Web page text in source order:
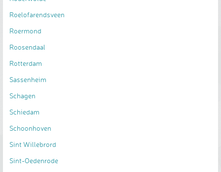
Roelofarendsveen
Roermond
Roosendaal
Rotterdam
Sassenheim
Schagen
Schiedam
Schoonhoven
Sint Willebrord
Sint-Oedenrode